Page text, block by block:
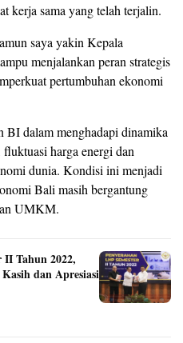
kerja sama yang telah terjalin.
saya yakin Kepala
menjalankan peran strategis
pertumbuhan ekonomi
BI dalam menghadapi dinamika
harga energi dan
dunia. Kondisi ini menjadi
Bali masih bergantung
UMKM.
II Tahun 2022,
dan Apresiasi